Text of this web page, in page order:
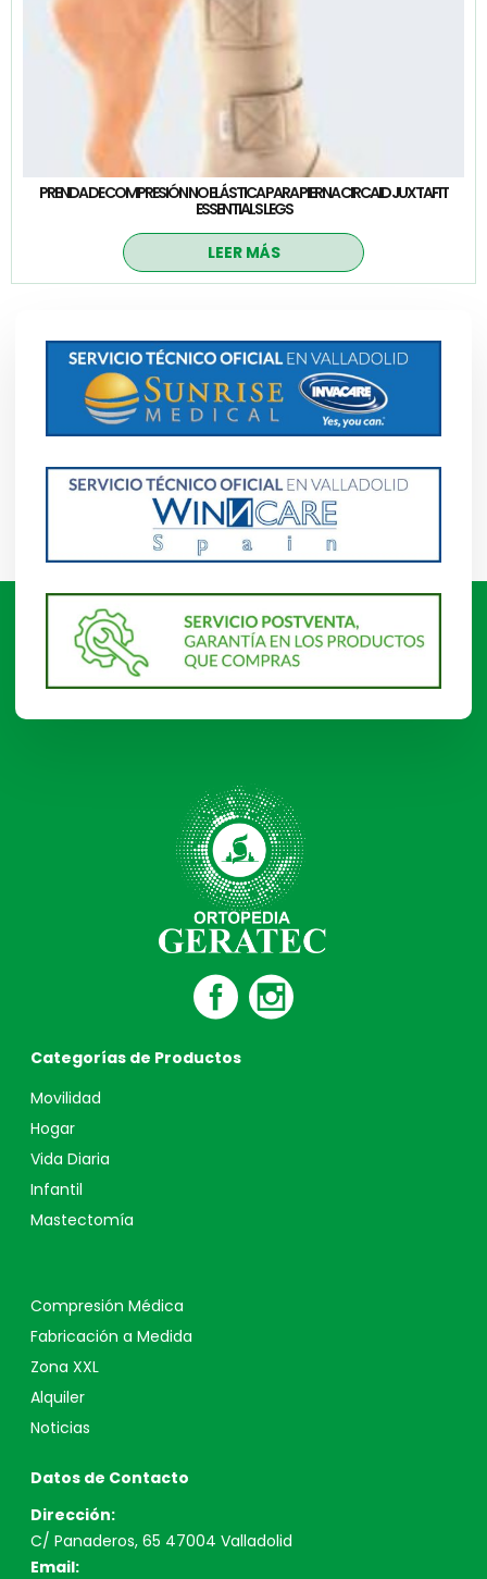
PRENDA DE COMPRESIÓN NO ELÁSTICA PARA PIERNA CIRCAID JUXTAFIT
ESSENTIALS LEGS
LEER MÁS
Categorías de Productos
Movilidad
Hogar
Vida Diaria
Infantil
Mastectomía
Compresión Médica
Fabricación a Medida
Zona XXL
Alquiler
Noticias
Datos de Contacto
Dirección:
C/ Panaderos, 65 47004 Valladolid
Email: